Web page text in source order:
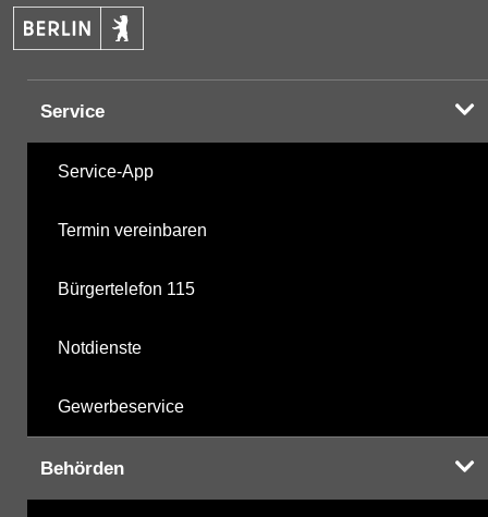
Service
Service-App
Termin vereinbaren
Bürgertelefon 115
Notdienste
Gewerbeservice
Behörden